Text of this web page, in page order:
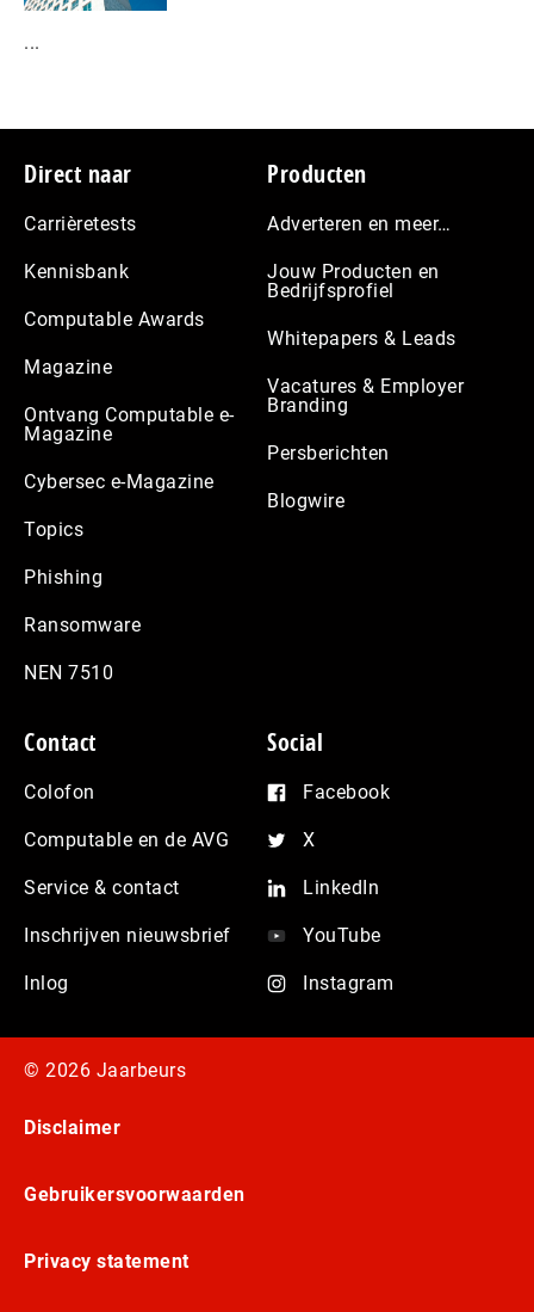
...
Footer
Direct naar
Carrièretests
Kennisbank
Computable Awards
Magazine
Ontvang Computable e-
Magazine
Cybersec e-Magazine
Topics
Phishing
Ransomware
NEN 7510
Producten
Adverteren en meer…
Jouw Producten en
Bedrijfsprofiel
Whitepapers & Leads
Vacatures & Employer
Branding
Persberichten
Blogwire
Contact
Colofon
Computable en de AVG
Service & contact
Inschrijven nieuwsbrief
Inlog
Social
Facebook
X
LinkedIn
YouTube
Instagram
© 2026 Jaarbeurs
Disclaimer
Gebruikersvoorwaarden
Privacy statement